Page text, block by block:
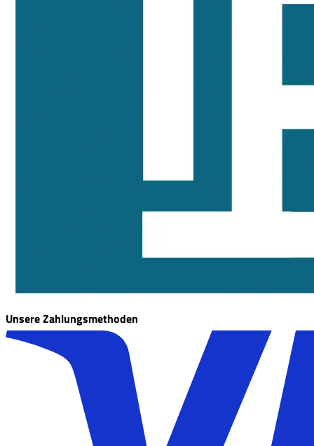
Unsere Zahlungsmethoden